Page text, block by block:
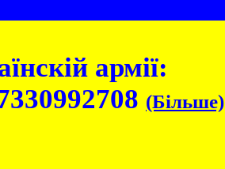
армії:
(Більше)